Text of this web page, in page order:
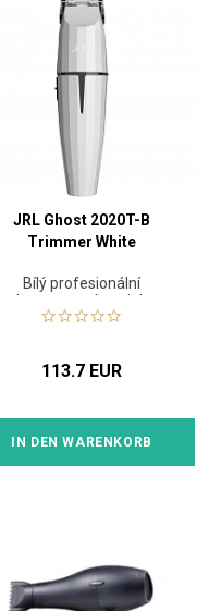
JRL Ghost 2020T-B
Trimmer White
Bílý profesionální
konturovací strojek
113.7 EUR
IN DEN WARENKORB